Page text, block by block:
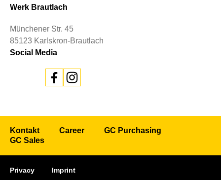
Werk Brautlach
Münchener Str. 45
85123 Karlskron-Brautlach
Social Media
Kontakt Career
GC Purchasing
GC Sales
Privacy Imprint